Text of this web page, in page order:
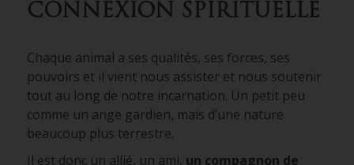
CONNEXION SPIRITUELLE
Chaque animal a ses qualités, ses forces, ses
pouvoirs et il vient nous assister et nous soutenir
tout au long de notre incarnation. Un petit peu
comme un ange gardien, mais d’une nature
beaucoup plus terrestre.
Il est donc un allié, un ami, un compagnon de